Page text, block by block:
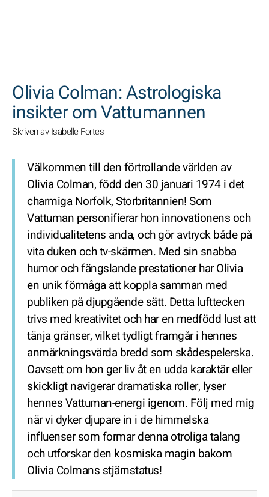
Olivia Colman: Astrologiska
insikter om Vattumannen
Skriven av Isabelle Fortes
Välkommen till den förtrollande världen av
Olivia Colman, född den 30 januari 1974 i det
charmiga Norfolk, Storbritannien! Som
Vattuman personifierar hon innovationens och
individualitetens anda, och gör avtryck både på
vita duken och tv-skärmen. Med sin snabba
humor och fängslande prestationer har Olivia
en unik förmåga att koppla samman med
publiken på djupgående sätt. Detta lufttecken
trivs med kreativitet och har en medfödd lust att
tänja gränser, vilket tydligt framgår i hennes
anmärkningsvärda bredd som skådespelerska.
Oavsett om hon ger liv åt en udda karaktär eller
skickligt navigerar dramatiska roller, lyser
hennes Vattuman-energi igenom. Följ med mig
när vi dyker djupare in i de himmelska
influenser som formar denna otroliga talang
och utforskar den kosmiska magin bakom
Olivia Colmans stjärnstatus!